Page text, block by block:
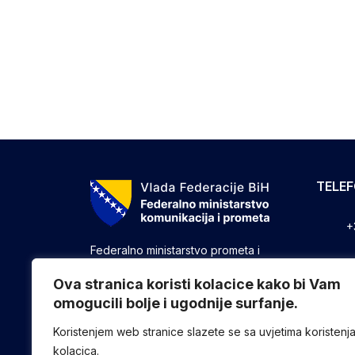
Ova stranica koristi kolacice kako bi Vam
omogucili bolje i ugodnije surfanje.
Koristenjem web stranice slazete se sa uvjetima koristenja
kolacica.
Federalno ministarstvo prometa i
druge poslove utvrđene zakonom koji
se odnose na ostvarivanje nadležnosti
Federacije u oblasti prometa i
komunikacija.